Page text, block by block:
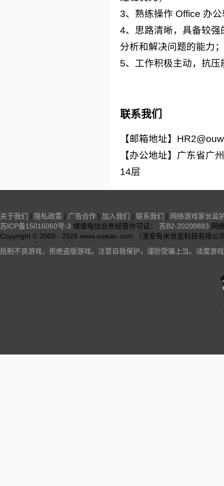
3、熟练操作 Office 办
4、思路清晰，具备较
分析和解决问题的能力
5、工作积极主动，抗
联系我们
【邮箱地址】
【办公地址】广东省广
14层
关于我们 | 隐私政策 | 广告合作 | 加入我们 | 联系我们 | 网络游戏家长监
苏ICP备15016060号-3 增值电信业务经营许可证： 苏B2-20200883 网
Copyright © 2009 - 2026 www.ouwan.com （淮安有米信息科技有限公
抵制不良游戏，拒绝盗版游戏。注意自我保护，谨防受骗上当。适度游